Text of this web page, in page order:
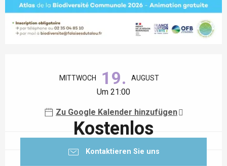
MITTWOCH 19. AUGUST
Um 21:00
Zu Google Kalender hinzufügen
Kostenlos
Kontaktieren Sie uns